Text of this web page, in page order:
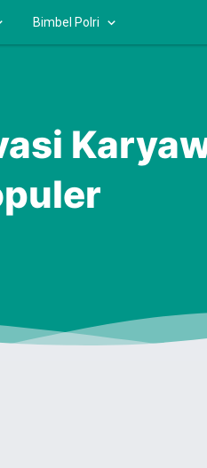
Bimbel Polri